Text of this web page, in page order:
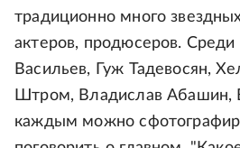
традиционно много
актеров, продюсеров.
Васильев, Гуж Тадевосян,
Штром, Владислав Абашин,
каждым можно